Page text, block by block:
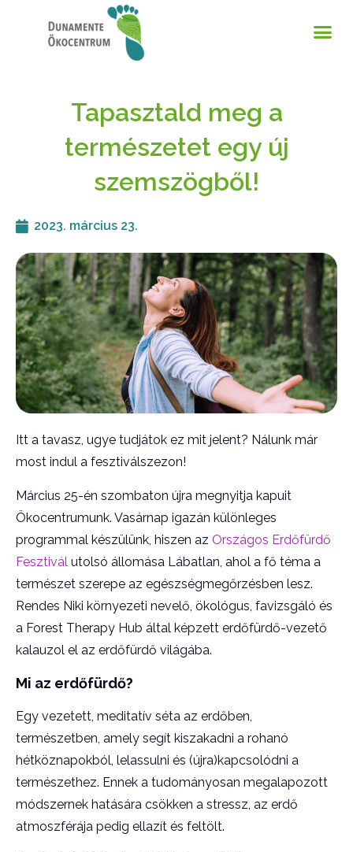
Tapasztald meg a
természetet egy új
szemszögből!
2023. március 23.
Itt a tavasz, ugye tudjátok ez mit jelent? Nálunk már
most indul a fesztiválszezon!
Március 25-én szombaton újra megnyitja kapuit
Ökocentrumunk. Vasárnap igazán különleges
programmal készülünk, hiszen az Országos Erdőfürdő
Fesztivál utolsó állomása Lábatlan, ahol a fő téma a
természet szerepe az egészségmegőrzésben lesz.
Rendes Niki környezeti nevelő, ökológus, favizsgáló és
a Forest Therapy Hub által képzett erdőfürdő-vezető
kalauzol el az erdőfürdő világába.
Mi az erdőfürdő?
Egy vezetett, meditatív séta az erdőben,
természetben, amely segít kiszakadni a rohanó
hétköznapokból, lelassulni és (újra)kapcsolódni a
természethez. Ennek a tudományosan megalapozott
módszernek hatására csökken a stressz, az erdő
atmoszférája pedig ellazít és feltölt.